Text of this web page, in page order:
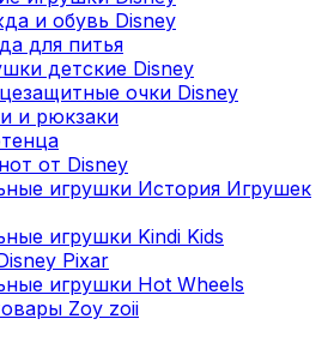
и обувь Disney
для питья
детские Disney
очки Disney
и рюкзаки
от Disney
игрушки История Игрушек
игрушки Kindi Kids
Pixar
игрушки Hot Wheels
Zoy zoii